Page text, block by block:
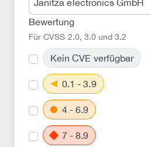
Bewertung
Für CVSS 2.0, 3.0 und 3.2
Kein CVE verfügbar
0.1 - 3.9
4 - 6.9
7 - 8.9